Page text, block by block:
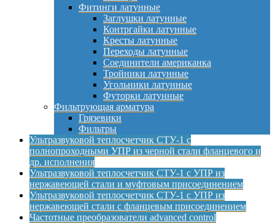
Фитинги латунные
Заглушки латунные
Контргайки латунные
Кресты латунные
Переходы латунные
Соединители американка
Тройники латунные
Угольники латунные
Футорки латунные
Фильтрующая арматура
Грязевики
Фильтры
Ультразвуковой теплосчетчик СТУ-1 с
полнопроходными УПР из черной стали фланцевого и
др. исполнения
Ультразвуковой теплосчетчик СТУ-1 с УПР из
нержавеющей стали и муфтовым присоединением
Ультразвуковой теплосчетчик СТУ-1 с УПР из
нержавеющей стали с фланцевым присоединением
Частотные преобразователи advanced control